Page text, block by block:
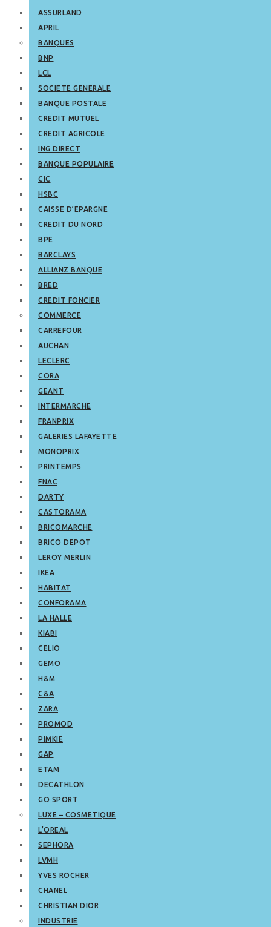
ASSURLAND
APRIL
BANQUES
BNP
LCL
SOCIETE GENERALE
BANQUE POSTALE
CREDIT MUTUEL
CREDIT AGRICOLE
ING DIRECT
BANQUE POPULAIRE
CIC
HSBC
CAISSE D’EPARGNE
CREDIT DU NORD
BPE
BARCLAYS
ALLIANZ BANQUE
BRED
CREDIT FONCIER
COMMERCE
CARREFOUR
AUCHAN
LECLERC
CORA
GEANT
INTERMARCHE
FRANPRIX
GALERIES LAFAYETTE
MONOPRIX
PRINTEMPS
FNAC
DARTY
CASTORAMA
BRICOMARCHE
BRICO DEPOT
LEROY MERLIN
IKEA
HABITAT
CONFORAMA
LA HALLE
KIABI
CELIO
GEMO
H&M
C&A
ZARA
PROMOD
PIMKIE
GAP
ETAM
DECATHLON
GO SPORT
LUXE – COSMETIQUE
L’OREAL
SEPHORA
LVMH
YVES ROCHER
CHANEL
CHRISTIAN DIOR
INDUSTRIE